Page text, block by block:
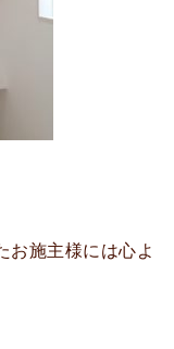
お施主様には心よ